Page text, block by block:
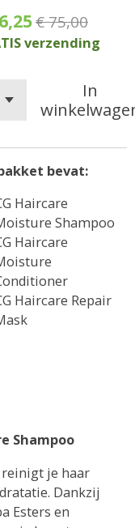
€ 75,00
verzending
In
bevat:
Haircare
Shampoo
Haircare
Haircare Repair
Shampoo
reinigt je haar
Dankzij
Esters en